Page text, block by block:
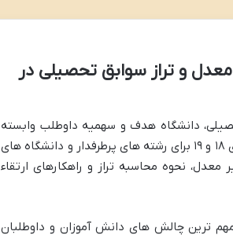
و تراز سوابق تحصیلی در
دانشگاه هدف و سهمیه داوطلب وابسته
است؛ با این حال، با توجه به تغییرات کنکور سراسری، کسب معدل بالای ۱۸ و ۱۹ برای رشته های پرطرفدار و دانشگاه های
نحوه محاسبه تراز و راهکارهای ارتقاء
ترین چالش های دانش آموزان و داوطلبان